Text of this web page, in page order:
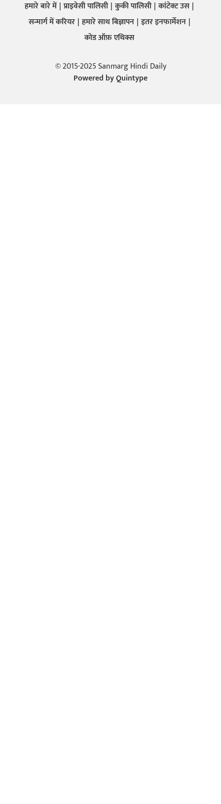
हमारे बारे में प्राइवेसी पालिसी कुकी पालिसी कांटेक्ट उस
सन्मार्ग में करियर हमारे साथ बिज्ञापन इतर इनफार्मेशन
कोड ऑफ़ एथिक्स
© 2015-2025 Sanmarg Hindi Daily
Powered byQuintype